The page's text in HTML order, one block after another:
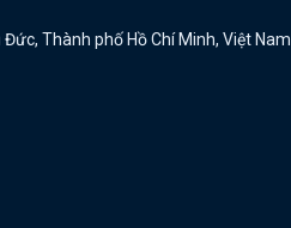
Thành phố Hồ Chí Minh, Việt Nam